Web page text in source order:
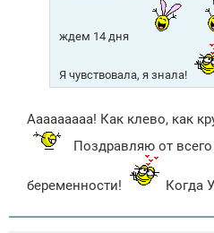
ждем 14 дня
Я чувствовала, я знала!
Ааааааааа! Как клево, как
Поздравляю от
беременности! Когда